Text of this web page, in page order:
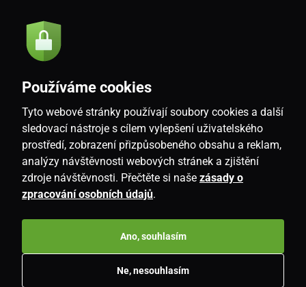
Souhlasím se
CZ
www.i-living.cz. Všechna práva vyhrazena.
Používáme cookies
Tyto webové stránky používají soubory cookies a další
sledovací nástroje s cílem vylepšení uživatelského
prostředí, zobrazení přizpůsobeného obsahu a reklam,
analýzy návštěvnosti webových stránek a zjištění
zdroje návštěvnosti. Přečtěte si naše zásady o
zpracování osobních údajů.
Ne, nesouhlasím
Ano, souhlasím